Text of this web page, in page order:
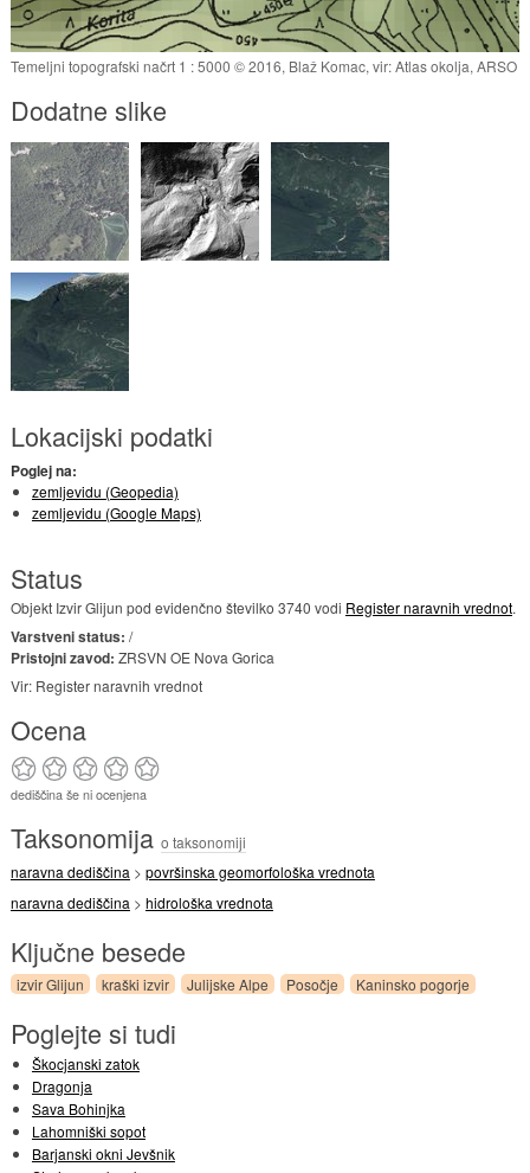
Temeljni topografski načrt 1 : 5000 © 2016, Blaž Komac, vir: Atlas okolja, ARSO
Dodatne slike
Lokacijski podatki
Poglej na:
zemljevidu (Geopedia)
zemljevidu (Google Maps)
Status
Objekt Izvir Glijun pod evidenčno številko 3740 vodi Register naravnih vrednot.
Varstveni status: /
Pristojni zavod: ZRSVN OE Nova Gorica
Vir: Register naravnih vrednot
Ocena
dediščina še ni ocenjena
Taksonomija o taksonomiji
naravna dediščina > površinska geomorfološka vrednota
naravna dediščina > hidrološka vrednota
Ključne besede
izvir Glijun kraški izvir Julijske Alpe Posočje Kaninsko pogorje
Poglejte si tudi
Škocjanski zatok
Dragonja
Sava Bohinjka
Lahomniški sopot
Barjanski okni Jevšnik